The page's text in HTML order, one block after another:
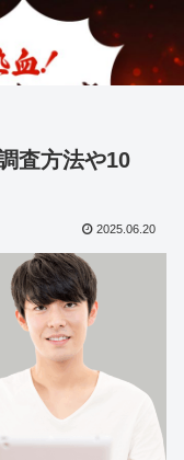
査方法や10
2025.06.20